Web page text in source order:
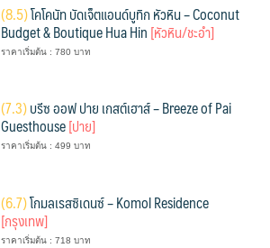
(8.5)โคโคนัท บัดเจ็ตแอนด์บูทิก หัวหิน – Coconut
Budget & Boutique Hua Hin[หัวหิน/ชะอำ]
ราคาเริ่มต้น : 780 บาท
(7.3)บรีซ ออฟ ปาย เกสต์เฮาส์ – Breeze of Pai
Guesthouse[ปาย]
ราคาเริ่มต้น : 499 บาท
(6.7)โกมลเรสซิเดนซ์ – Komol Residence
[กรุงเทพ]
ราคาเริ่มต้น : 718 บาท